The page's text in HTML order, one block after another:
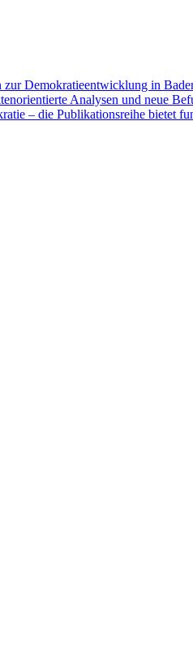
Demokratieentwicklung in
Analysen und neue
– die Publikationsreihe bietet